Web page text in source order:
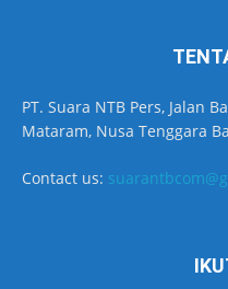
PT. Suara NTB Pers, Jalan
Mataram, Nusa Tenggara
Contact us: